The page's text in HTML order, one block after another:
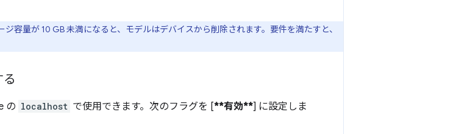
容量が 10 GB 未満になると、モデルはデバイスから削除されます。要件を満たすと、
の localhost で使用できます。次のフラグを [**有効**] に設定しま